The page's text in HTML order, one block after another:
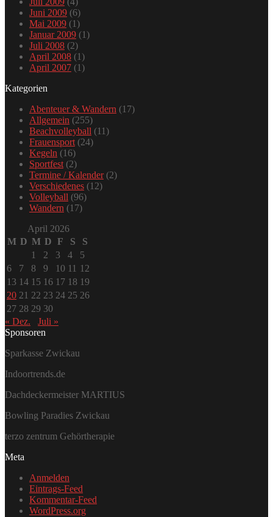
Juni 2009 (6)
Mai 2009 (1)
Januar 2009 (1)
Juli 2008 (2)
April 2008 (1)
April 2007 (1)
Kategorien
Abenteuer & Wandern (17)
Allgemein (255)
Beachvolleyball (11)
Frauensport (24)
Kegeln (16)
Sportfest (2)
Termine / Kalender(2)
Verschiedenes (12)
Volleyball (96)
Wandern (17)
April 2026
M D M D F S
S
1
2 3 4
5
6
7 8 9 10 11 12
13 14 15 16 17 18 19
20 21 22 23 24 25 26
27 28 29 30
« Dez.
Juli »
Sponsoren
Sparkasse Zwickau
Indoortrends.de
Dachdeckermeister MARTIUS
Bowling Paradies Zwickau
terzo zentrum Gehörtherapie
Meta
Anmelden
Eintrags-Feed
Kommentar-Feed
WordPress.org